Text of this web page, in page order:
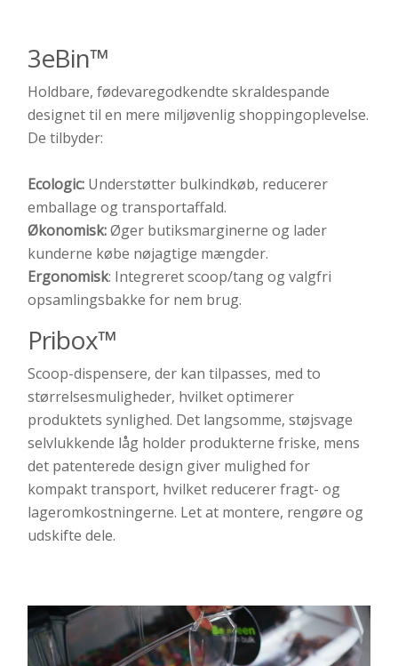
3eBin™
Holdbare, fødevaregodkendte skraldespande
designet til en mere miljøvenlig shoppingoplevelse.
De tilbyder:
Ecologic: Understøtter bulkindkøb, reducerer
emballage og transportaffald.
Økonomisk:Øger butiksmarginerne og lader
kunderne købe nøjagtige mængder.
Ergonomisk: Integreret scoop/tang og valgfri
opsamlingsbakke for nem brug.
Pribox™
Scoop-dispensere, der kan tilpasses, med to
størrelsesmuligheder, hvilketoptimerer
produktets synlighed. Det langsomme, støjsvage
selvlukkende låg holder produkterne friske, mens
det patenterede design giver mulighed for
kompakttransport, hvilket reducererfragt- og
lageromkostningerne. Letat montere, rengøre og
udskifte dele.